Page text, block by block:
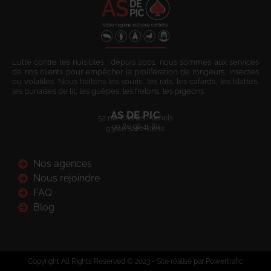
Lutte contre les nuisibles : depuis 2001, nous sommes aux services
de nos clients pour empêcher la prolifération de rongeurs, insectes
ou volatiles. Nous traitons les souris, les rats, les cafards, les blattes,
les punaises de lit, les guêpes, les frelons, les pigeons.
AS DE PIC
52 rue Charles Michels
93200 Saint-Denis
09 80 08 41 80
Nos agences
Nous rejoindre
FAQ
Blog
Copyright All Rights Reserved © 2023 - Site réalisé par Powertrafic